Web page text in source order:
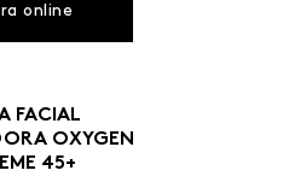
online
FACIAL
OXYGEN
45+